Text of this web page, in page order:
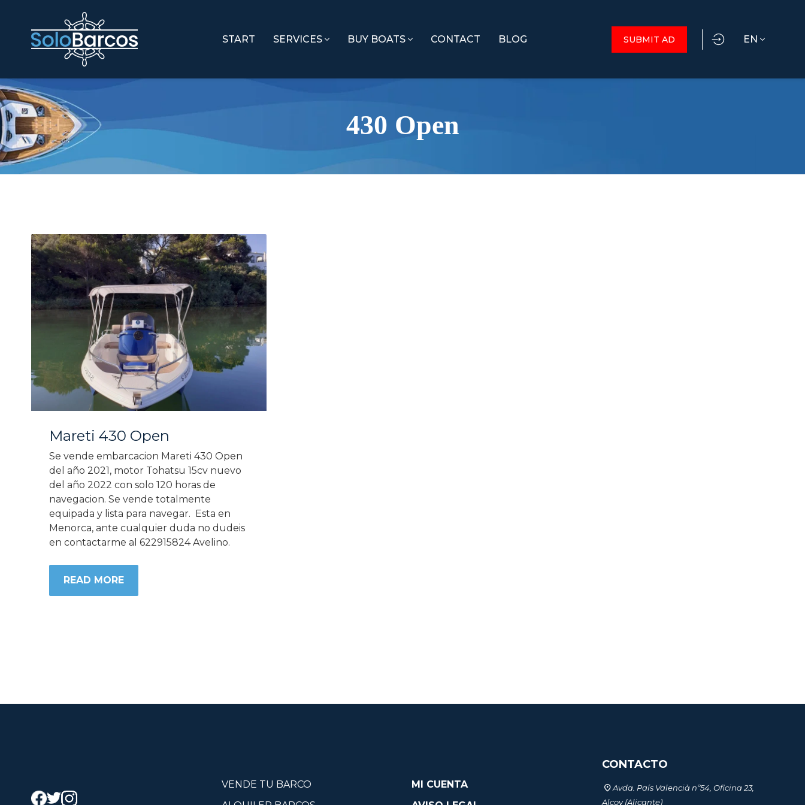
START SERVICES BUY BOATS CONTACT BLOG EN
SUBMIT AD
430 Open
Mareti 430 Open
Se vende embarcacion Mareti 430 Open
del año 2021, motor Tohatsu 15cv nuevo
del año 2022 con solo 120 horas de
navegacion. Se vende totalmente
equipada y lista para navegar. Esta en
Menorca, ante cualquier duda no dudeis
en contactarme al 622915824 Avelino.
READ MORE
VENDE TU BARCO
MI CUENTA
CONTACTO
Avda. País Valencià nº54, Oficina 23,
Alcoy (Alicante)